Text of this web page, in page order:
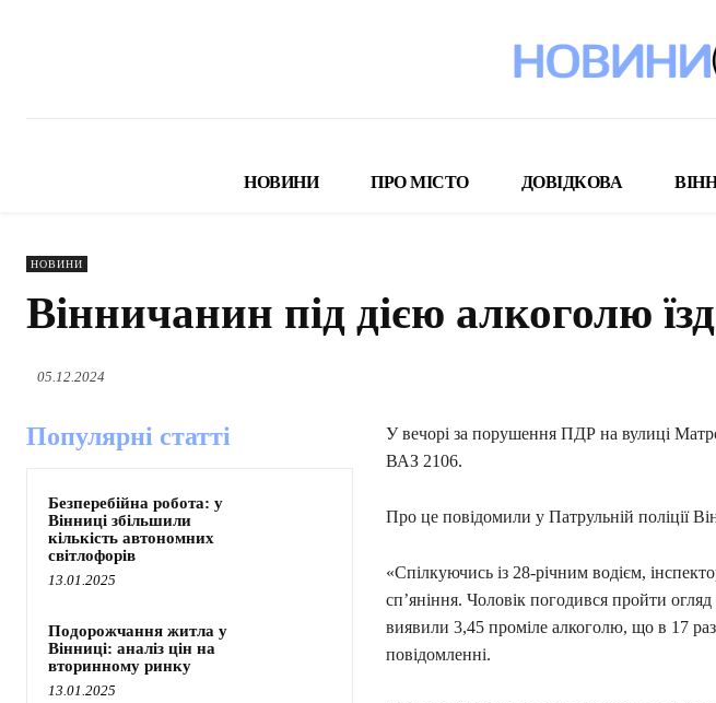
НОВИНИ ПРО МІСТО ДОВІДКОВА
НОВИНИ
Вінничанин під дією алкоголю
05.12.2024
Популярні статті
Безперебійна робота: у
Вінниці збільшили
кількість автономних
світлофорів
13.01.2025
Подорожчання житла у
Вінниці: аналіз цін на
вторинному ринку
13.01.2025
У вечорі за порушення ПДР на вулиці
ВАЗ 2106.
Про це повідомили у Патрульній поліції
«Спілкуючись із 28-річним водієм,
сп’яніння. Чоловік погодився пройти
виявили 3,45 проміле алкоголю, що в 17
повідомленні.